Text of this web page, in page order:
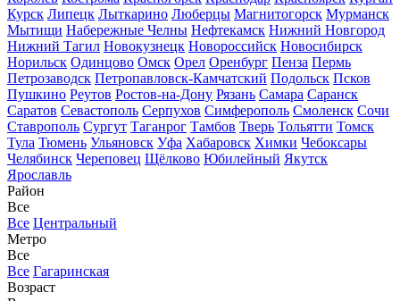
Курск Липецк Лыткарино Люберцы Магнитогорск Мурманск
Мытищи Набережные Челны Нефтекамск Нижний Новгород
Нижний Тагил Новокузнецк Новороссийск Новосибирск
Норильск Одинцово Омск Орел Оренбург Пенза Пермь
Петрозаводск Петропавловск-Камчатский Подольск Псков
Пушкино Реутов Ростов-на-Дону Рязань Самара Саранск
Саратов Севастополь Серпухов Симферополь Смоленск Сочи
Ставрополь Сургут Таганрог Тамбов Тверь Тольятти Томск
Тула Тюмень Ульяновск Уфа Хабаровск Химки Чебоксары
Челябинск Череповец Щёлково Юбилейный Якутск
Ярославль
Район
Все
Все Центральный
Метро
Все
Все Гагаринская
Возраст